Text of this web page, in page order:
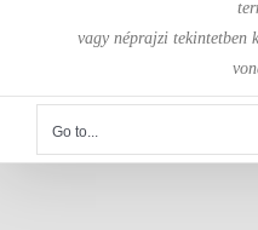
vagy néprajzi tekintetben
Go to...